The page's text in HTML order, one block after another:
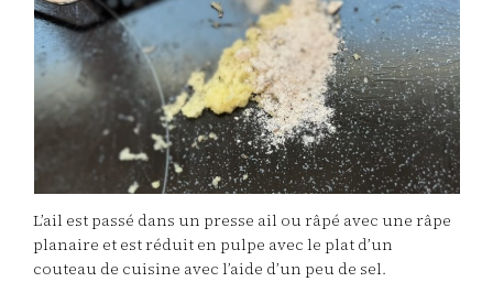
L’ail est passé dans un presse ail ou râpé avec une râpe
planaire et est réduit en pulpe avec le plat d’un
couteau de cuisine avec l’aide d’un peu de sel.